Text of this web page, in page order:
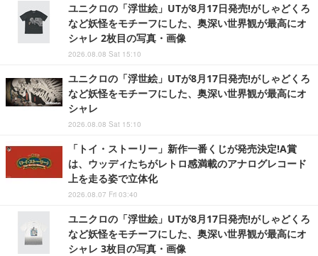
ユニクロの「浮世絵」UTが8月17日発売!がしゃどくろ
など妖怪をモチーフにした、奥深い世界観が最高にオ
シャレ 2枚目の写真・画像
2026.08.08 Sat 15:10
ユニクロの「浮世絵」UTが8月17日発売!がしゃどくろ
など妖怪をモチーフにした、奥深い世界観が最高にオ
シャレ
2026.08.08 Sat 15:10
「トイ・ストーリー」新作一番くじが発売決定!A賞
は、ウッディたちがレトロ感満載のアナログレコード
上を走る姿で立体化
2026.08.07 Fri 03:40
ユニクロの「浮世絵」UTが8月17日発売!がしゃどくろ
など妖怪をモチーフにした、奥深い世界観が最高にオ
シャレ 3枚目の写真・画像